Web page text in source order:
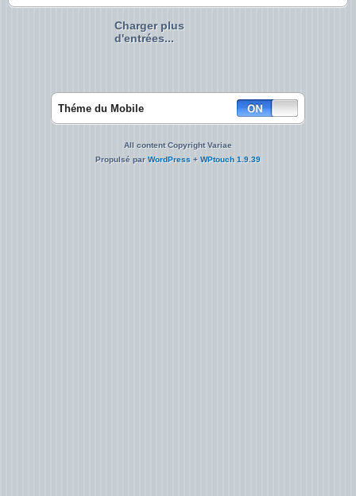
Charger plus
d'entrées...
Théme du Mobile
All content Copyright Variae
Propulsé parWordPress + WPtouch 1.9.39